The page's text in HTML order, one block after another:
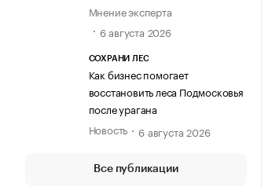
Мнение эксперта
6 августа 2026
СОХРАНИ ЛЕС
Как бизнес помогает
восстановить леса Подмосковья
после урагана
Новость
6 августа 2026
Все публикации